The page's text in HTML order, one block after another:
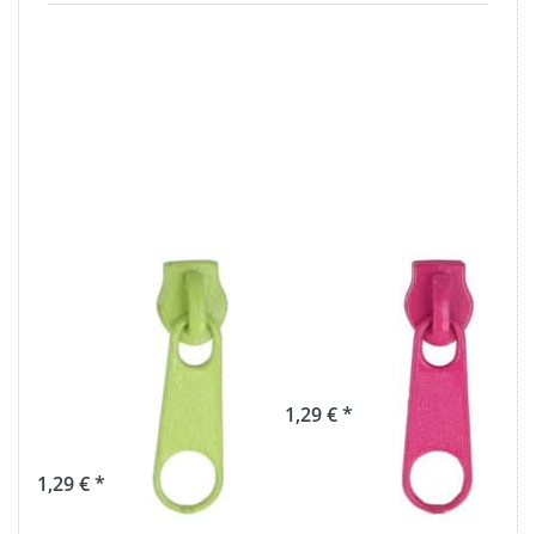
Zipper fuer
Reißverschluesse,
apfelgrün - 10
1,29 € *
Zipper für 3mm
Reißverschlüsse,
Farbe: pink - 10
1,29 € *